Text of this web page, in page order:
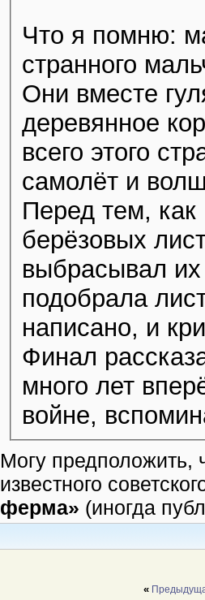
Что я помню:
странного
Они вместе
деревянное
всего этого
самолёт и
Перед тем, как
берёзовых
выбрасывал их
подобрала
написано, и
Финал
много лет
войне,
Могу предположить,
известного
ферма» (иногда
«